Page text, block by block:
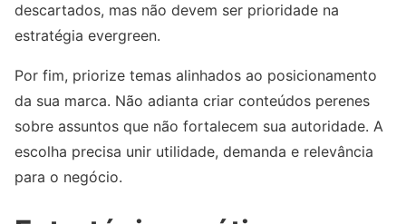
descartados, mas não devem ser prioridade na
estratégia evergreen.
Por fim, priorize temas alinhados ao posicionamento
da sua marca. Não adianta criar conteúdos perenes
sobre assuntos que não fortalecem sua autoridade. A
escolha precisa unir utilidade, demanda e relevância
para o negócio.